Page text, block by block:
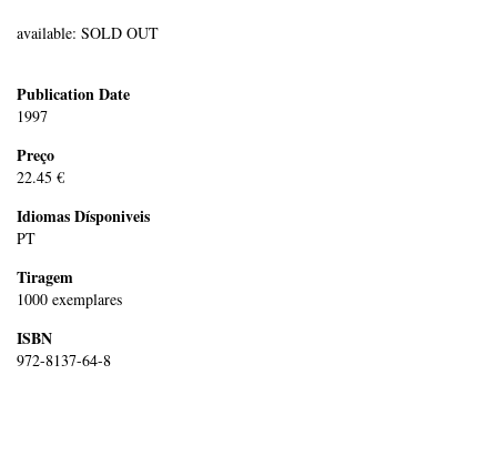
available: SOLD OUT
Publication Date
1997
Preço
22.45 €
Idiomas Dísponiveis
PT
Tiragem
1000 exemplares
ISBN
972-8137-64-8